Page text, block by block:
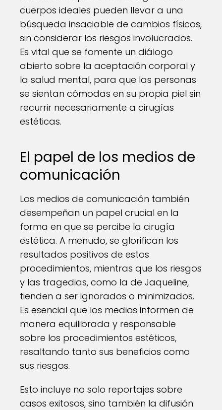
cuerpos ideales pueden llevar a una
búsqueda insaciable de cambios físicos,
sin considerar los riesgos involucrados.
Es vital que se fomente un diálogo
abierto sobre la aceptación corporal y
la salud mental, para que las personas
se sientan cómodas en su propia piel sin
recurrir necesariamente a cirugías
estéticas.
El papel de los medios de
comunicación
Los medios de comunicación también
desempeñan un papel crucial en la
forma en que se percibe la cirugía
estética. A menudo, se glorifican los
resultados positivos de estos
procedimientos, mientras que los riesgos
y las tragedias, como la de Jaqueline,
tienden a ser ignorados o minimizados.
Es esencial que los medios informen de
manera equilibrada y responsable
sobre los procedimientos estéticos,
resaltando tanto sus beneficios como
sus riesgos.
Esto incluye no solo reportajes sobre
casos exitosos, sino también la difusión